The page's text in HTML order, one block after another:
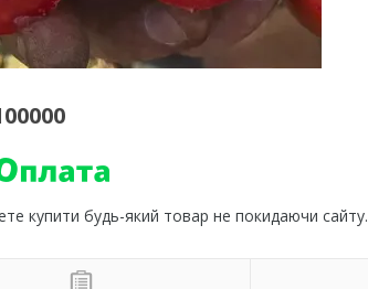
купити будь-який товар не покидаючи сайту.